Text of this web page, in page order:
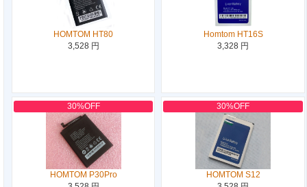
HOMTOM HT80
3,528 円
Homtom HT16S
3,328 円
30%OFF
HOMTOM P30Pro
30%OFF
HOMTOM S12